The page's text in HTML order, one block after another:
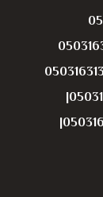
حداد أبواب حديد في راس الخيمة |0503163139|